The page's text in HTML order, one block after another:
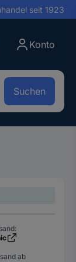
seit 1923
Konto
Suchen
ab